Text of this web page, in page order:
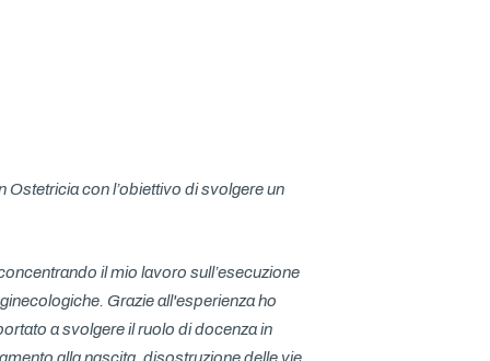
con l’obiettivo di svolgere un
il mio lavoro sull’esecuzione
Grazie all'esperienza ho
a svolgere il ruolo di docenza in